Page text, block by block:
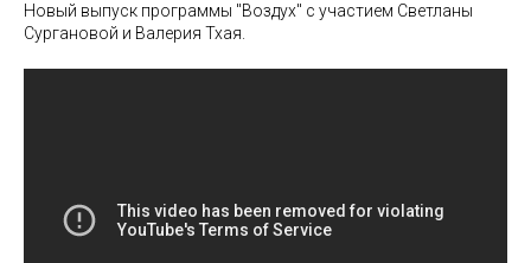
Новый выпуск программы "Воздух" с участием Светланы
Сургановой и Валерия Тхая.